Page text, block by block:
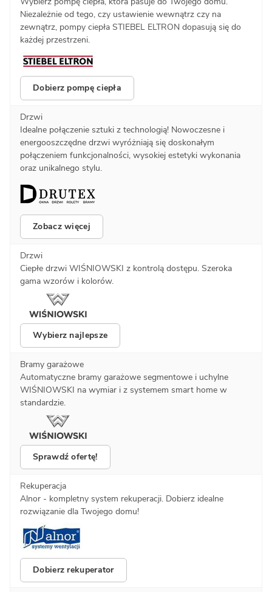
Niezależnie od tego, czy ustawienie wewnątrz czy na
zewnątrz, pompy ciepła STIEBEL ELTRON dopasują się do
każdej przestrzeni.
Dobierz pompę ciepła
Drzwi
Idealne połączenie sztuki z technologią! Nowoczesne i
energooszczędne drzwi wyróżniają się doskonałym
połączeniem funkcjonalności, wysokiej estetyki wykonania
oraz unikalnego stylu.
Zobacz więcej
Drzwi
Ciepłe drzwi WIŚNIOWSKI z kontrolą dostępu. Szeroka
gama wzorów i kolorów.
Wybierz najlepsze
Bramy garażowe
Automatyczne bramy garażowe segmentowe i uchylne
WIŚNIOWSKI na wymiar i z systemem smart home w
standardzie.
Sprawdź ofertę!
Rekuperacja
Alnor - kompletny system rekuperacji. Dobierz idealne
rozwiązanie dla Twojego domu!
Dobierz rekuperator